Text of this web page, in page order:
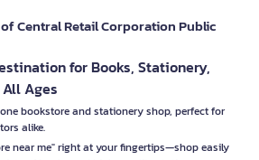
Central Retail Corporation Public
for Books, Stationery,
Ages
bookstore and stationery shop, perfect for
alike.
near me" right at your fingertips—shop easily